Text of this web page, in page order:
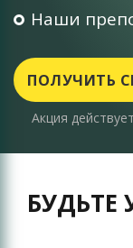
Наши
ПОЛУЧИТЬ
Акция
БУДЬТЕ